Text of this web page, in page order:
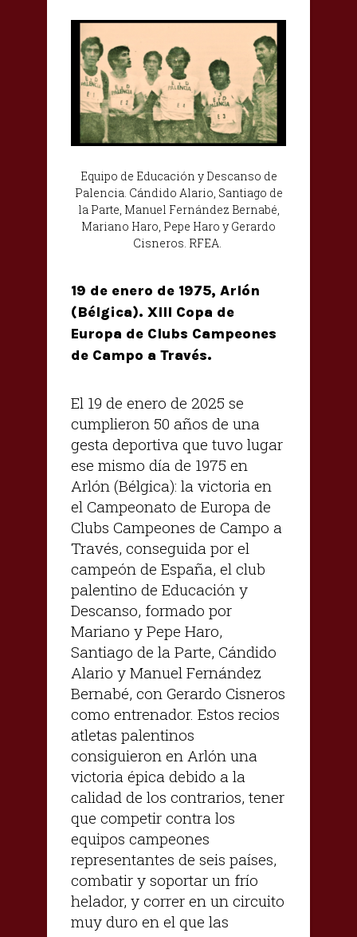
Equipo de Educación y Descanso de
Palencia. Cándido Alario, Santiago de
la Parte, Manuel Fernández Bernabé,
Mariano Haro, Pepe Haro y Gerardo
Cisneros. RFEA.
19 de enero de 1975, Arlón
(Bélgica). XIII Copa de
Europa de Clubs Campeones
de Campo a Través.
El 19 de enero de 2025 se
cumplieron 50 años de una
gesta deportiva que tuvo lugar
ese mismo día de 1975 en
Arlón (Bélgica): la victoria en
el Campeonato de Europa de
Clubs Campeones de Campo a
Través, conseguida por el
campeón de España, el club
palentino de Educación y
Descanso, formado por
Mariano y Pepe Haro,
Santiago de la Parte, Cándido
Alario y Manuel Fernández
Bernabé, con Gerardo Cisneros
como entrenador. Estos recios
atletas palentinos
consiguieron en Arlón una
victoria épica debido a la
calidad de los contrarios, tener
que competir contra los
equipos campeones
representantes de seis países,
combatir y soportar un frío
helador, y correr en un circuito
muy duro en el que las